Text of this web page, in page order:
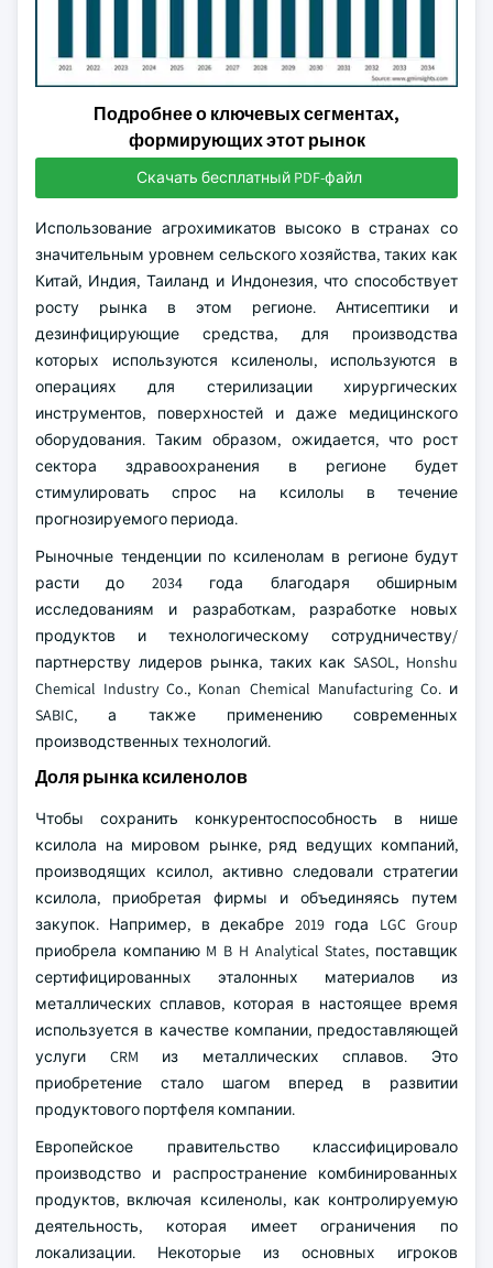
Подробнее о ключевых сегментах,
формирующих этот рынок
Скачать бесплатный PDF-файл
Использование агрохимикатов высоко в странах со
значительным уровнем сельского хозяйства, таких как
Китай, Индия, Таиланд и Индонезия, что способствует
росту рынка в этом регионе. Антисептики и
дезинфицирующие средства, для производства
которых используются ксиленолы, используются в
операциях для стерилизации хирургических
инструментов, поверхностей и даже медицинского
оборудования. Таким образом, ожидается, что рост
сектора здравоохранения в регионе будет
стимулировать спрос на ксилолы в течение
прогнозируемого периода.
Рыночные тенденции по ксиленолам в регионе будут
расти до 2034 года благодаря обширным
исследованиям и разработкам, разработке новых
продуктов и технологическому сотрудничеству/
партнерству лидеров рынка, таких как SASOL, Honshu
Chemical Industry Co., Konan Chemical Manufacturing Co. и
SABIC, а также применению современных
производственных технологий.
Доля рынка ксиленолов
Чтобы сохранить конкурентоспособность в нише
ксилола на мировом рынке, ряд ведущих компаний,
производящих ксилол, активно следовали стратегии
ксилола, приобретая фирмы и объединяясь путем
закупок. Например, в декабре 2019 года LGC Group
приобрела компанию M B H Analytical States, поставщик
сертифицированных эталонных материалов из
металлических сплавов, которая в настоящее время
используется в качестве компании, предоставляющей
услуги CRM из металлических сплавов. Это
приобретение стало шагом вперед в развитии
продуктового портфеля компании.
Европейское правительство классифицировало
производство и распространение комбинированных
продуктов, включая ксиленолы, как контролируемую
деятельность, которая имеет ограничения по
локализации. Некоторые из основных игроков